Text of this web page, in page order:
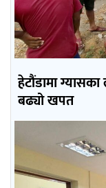
हेटौंडामा
बढ्यो खपत